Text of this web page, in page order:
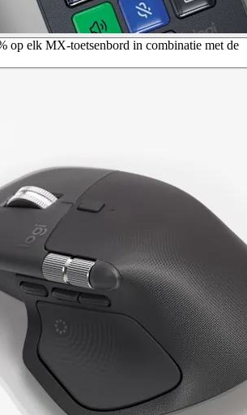
op elk MX-toetsenbord in combinatie met de